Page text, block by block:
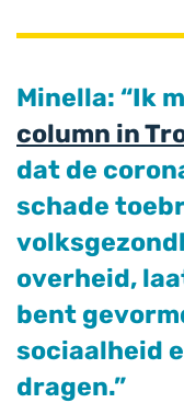
Minella: “Ik
column in
dat de
schade
overheid,
bent
sociaalheid
dragen.”